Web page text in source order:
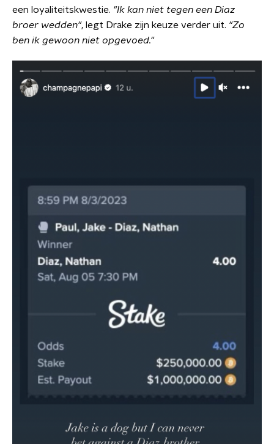
een loyaliteitskwestie. "Ik kan niet tegen een Diaz
broer wedden", legt Drake zijn keuze verder uit. "Zo
ben ik gewoon niet opgevoed."